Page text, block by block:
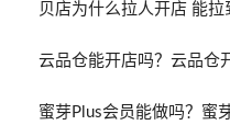
贝店为什么拉人开店 能拉
云品仓能开店吗？云品仓
蜜芽Plus会员能做吗？蜜